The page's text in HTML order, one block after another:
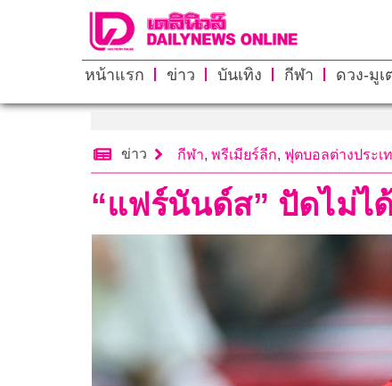
หน้าแรก ข่าว บันเทิง กีฬา ดวง-มูเ
ข่าว กีฬา, พรีเมียร์ลีก, ฟุตบอลต่างประเ
“แฟร์นันด์ส” ปัดไม่ไ